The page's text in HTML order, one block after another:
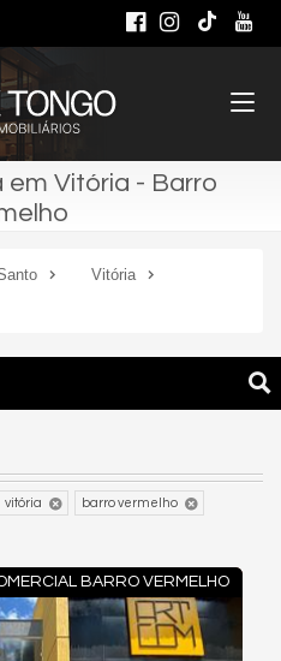
em Vitória - Barro
Vitória
vitória barro vermelho
BARRO VERMELHO